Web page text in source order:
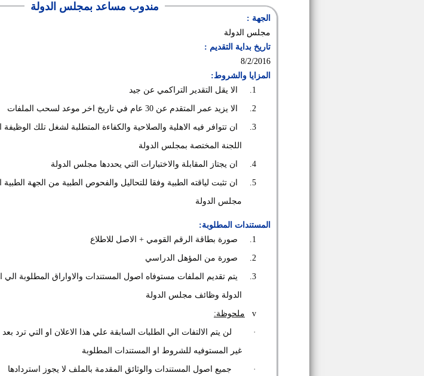
مندوب مساعد بمجلس الدولة
الجهة :
مجلس الدولة
تاريخ بداية التقديم :
8/2/2016
المزايا والشروط:
1.
الا يقل التقدير التراكمي عن جيد
2. الا يزيد عمر المتقدم عن 30 عام في تاريخ اخر موعد لسحب الملفات
3. ان تتوافر فيه الاهلية والصلاحية والكفاءة المتطلبة لشغل تلك الوظيفة
اللجنة المختصة بمجلس الدولة
4. ان يجتاز المقابلة والاختبارات التي يحددها مجلس الدولة
5. ان تثبت لياقته الطبية وفقا للتحاليل والفحوص الطبية من الجهة الطبية
مجلس الدولة
المستندات المطلوبة:
1.
صورة بطاقة الرقم القومي + الاصل للاطلاع
2. صورة من المؤهل الدراسي
3. يتم تقديم الملفات مستوفاه اصول المستندات والاواراق المطلوبة الي
الدولة وظائف مجلس الدولة
v ملحوظة:
· لن يتم الالتفات الي الطلبات السابقة علي هذا الاعلان او التي ترد بعد
غير المستوفيه للشروط او المستندات المطلوبة
· جميع اصول المستندات والوثائق المقدمة بالملف لا يجوز استردادها